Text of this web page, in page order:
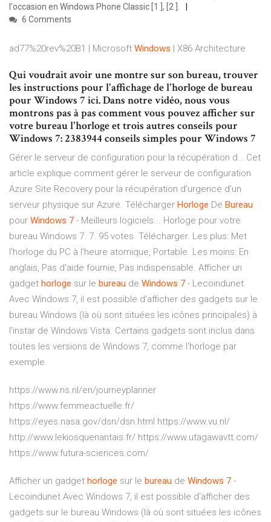
l'occasion en Windows Phone Classic [1 ], [2 ].
6 Comments
ad77%20rev%20B1 | Microsoft Windows | X86 Architecture
Qui voudrait avoir une montre sur son bureau, trouver
les instructions pour l'affichage de l'horloge de bureau
pour Windows 7 ici. Dans notre vidéo, nous vous
montrons pas à pas comment vous pouvez afficher sur
votre bureau l'horloge et trois autres conseils pour
Windows 7: 2383944 conseils simples pour Windows 7
Gérer le serveur de configuration pour la récupération d… Cet
article explique comment gérer le serveur de configuration
Azure Site Recovery pour la récupération d’urgence d’un
serveur physique sur Azure. Télécharger Horloge De Bureau
pour Windows 7 - Meilleurs logiciels... Horloge pour votre
bureau Windows 7. 7. 95 votes. Télécharger. Les plus: Met
l'horloge du PC à l'heure atomique, Portable. Les moins: En
anglais, Pas d'aide fournie, Pas indispensable. Afficher un
gadget horloge sur le bureau de Windows 7 - Lecoindunet
Avec Windows 7, il est possible d'afficher des gadgets sur le
bureau Windows (là où sont situées les icônes principales) à
l'instar de Windows Vista. Certains gadgets sont inclus dans
toutes les versions de Windows 7, comme l'horloge par
exemple.
https://www.ns.nl/en/journeyplanner
https://www.femmeactuelle.fr/
https://eyes.nasa.gov/dsn/dsn.html https://www.vu.nl/
http://www.lekiosquenantais.fr/ https://www.utagawavtt.com/
https://www.futura-sciences.com/
Afficher un gadget horloge sur le bureau de Windows 7 -
Lecoindunet Avec Windows 7, il est possible d'afficher des
gadgets sur le bureau Windows (là où sont situées les icônes